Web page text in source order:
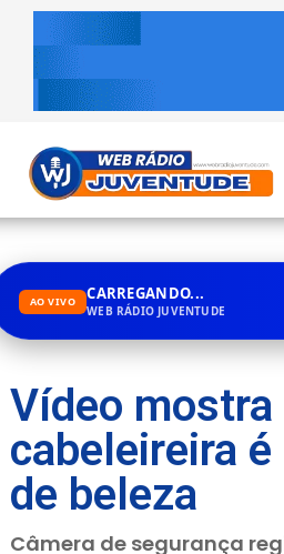
AO VIVO CARREGANDO...
WEB RÁDIO JUVENTUDE
Vídeo
cabeleireira
de beleza
Câmera de segurança